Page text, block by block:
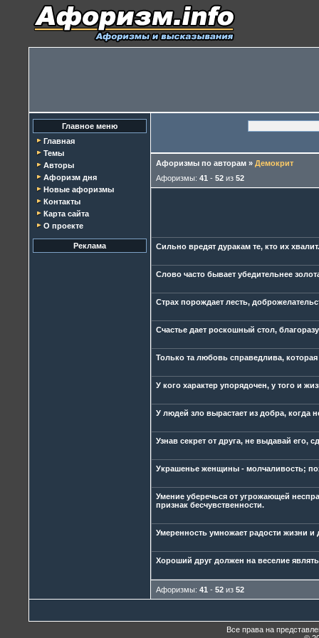
Главное меню
Главная
Темы
Авторы
Афоризм дня
Новые афоризмы
Контакты
Карта сайта
О проекте
Реклама
Афоризмы по авторам » Демокрит
Афоризмы: 41 - 52 из 52
Сильно вредят дуракам те, кто их хвалит.
Слово часто бывает убедительнее
Страх порождает лесть,
Счастье дает роскошный стол,
Только та любовь справедлива,
У кого характер упорядочен, у того и
У людей зло вырастает из добра, когда
Узнав секрет от друга, не выдавай его,
Украшенье женщины - молчаливость;
Умение уберечься от угрожающей
признак бесчувственности.
Умеренность умножает радости жизни
Хороший друг должен на веселие
Афоризмы: 41 - 52 из 52
Все права на